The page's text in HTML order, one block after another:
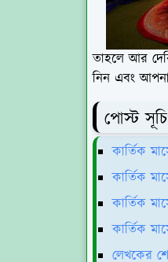
তাহলে আর
নিন এবং
পোস্ট
কার্তিক
কার্তিক
কার্তিক
কার্তিক
লেখকের